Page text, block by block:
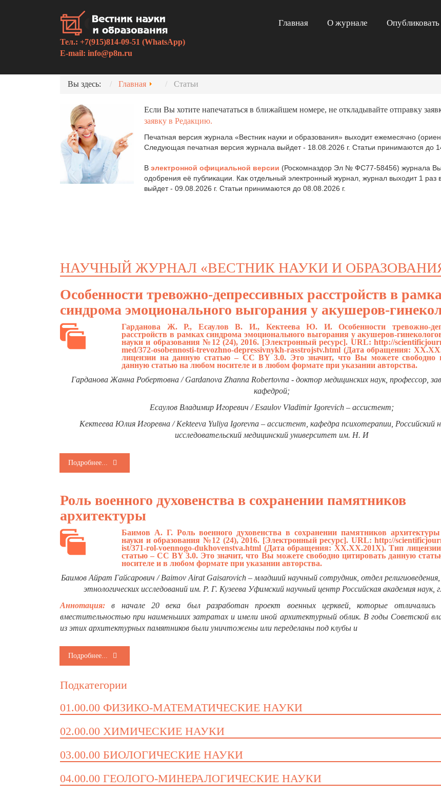
Тел.: +7(915)814-09-51 (WhatsApp)
E-mail: info@p8n.ru
Главная О журнале
Вы здесь: Главная Статьи
Если Вы хотите напечататься в ближайшем номере, не откладывайте отправку
заявку в Редакцию.
Печатная версия журнала «Вестник науки и образования» выходит ежемесячно
Следующая печатная версия журнала выйдет - 18.08.2026 г. Статьи принимаются до
В электронной официальной версии (Роскомназдор Эл № ФС77-58456) журнала Вы
одобрения её публикации. Как отдельный электронный журнал, журнал выходит 1
выйдет - 09.08.2026 г. Статьи принимаются до 08.08.2026 г.
НАУЧНЫЙ ЖУРНАЛ «ВЕСТНИК НАУКИ И
Особенности тревожно-депрессивных расстройств в
синдрома эмоционального выгорания у акушеров-
Гарданова Ж. Р., Есаулов В. И., Кектеева Ю. И. Особенности тревожно-
расстройств в рамках синдрома эмоционального выгорания у акушеров-
науки и образования №12 (24), 2016. [Электронный ресурс]. URL: http://
med/372-osobennosti-trevozhno-depressivnykh-rasstrojstv.html (Дата обращения:
лицензии на данную статью – CC BY 3.0. Это значит, что Вы можете свободно
данную статью на любом носителе и в любом формате при указании авторства.
Гарданова Жанна Робертовна / Gardanova Zhanna Robertovna - доктор медицинских наук, профессор,
кафедрой;
Есаулов Владимир Игоревич / Esaulov Vladimir Igorevich – ассистент;
Кектеева Юлия Игоревна / Kekteeva Yuliya Igorevna – ассистент, кафедра психотерапии, Российский
исследовательский медицинский университет им. Н. И
Подробнее...
Роль военного духовенства в сохранении памятников
архитектуры
Баимов А. Г. Роль военного духовенства в сохранении памятников
науки и образования №12 (24), 2016. [Электронный ресурс]. URL: http://
ist/371-rol-voennogo-dukhovenstva.html (Дата обращения: ХХ.ХХ.201Х). Тип
статью – CC BY 3.0. Это значит, что Вы можете свободно цитировать данную
носителе и в любом формате при указании авторства.
Баимов Айрат Гайсарович / Baimov Airat Gaisarovich – младший научный сотрудник, отдел
этнологических исследований им. Р. Г. Кузеева Уфимский научный центр Российская академия наук,
Аннотация: в начале 20 века был разработан проект военных церквей, которые отличались
вместительностью при наименьших затратах и имели иной архитектурный облик. В годы Советской
из этих архитектурных памятников были уничтожены или переделаны под клубы и
Подробнее...
Подкатегории
01.00.00 ФИЗИКО-МАТЕМАТИЧЕСКИЕ НАУКИ
02.00.00 ХИМИЧЕСКИЕ НАУКИ
03.00.00 БИОЛОГИЧЕСКИЕ НАУКИ
04.00.00 ГЕОЛОГО-МИНЕРАЛОГИЧЕСКИЕ НАУКИ